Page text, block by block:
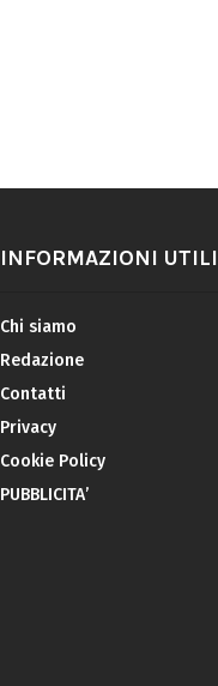
INFORMAZIONI UTILI
Chi siamo
Redazione
Contatti
Privacy
Cookie Policy
PUBBLICITA’